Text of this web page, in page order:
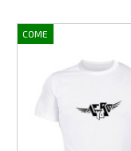
COME